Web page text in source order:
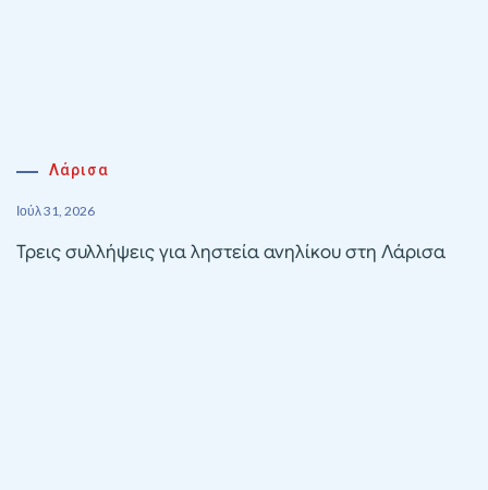
Λάρισα
Ιούλ 31, 2026
Τρεις συλλήψεις για ληστεία ανηλίκου στη Λάρισα